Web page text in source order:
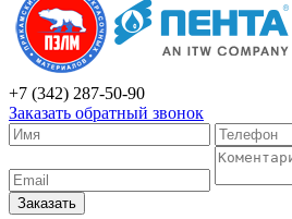
+7 (342) 287-50-90
Заказать обратный звонок
Заказать